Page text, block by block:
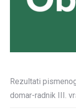
Rezultati
domar-radnik III.